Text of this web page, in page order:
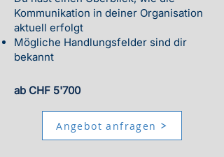
Kommunikation in deiner Organisation
aktuell erfolgt
Mögliche Handlungsfelder sind dir
bekannt
ab CHF 5'700
Angebot anfragen